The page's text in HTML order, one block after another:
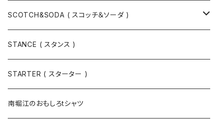
スウェット
Tシャツ / カットソー
半袖
長袖
手袋
ソックス
SCOTCH&SODA ( スコッチ＆ソーダ )
トップス
ボトムス
アウター
STANCE ( スタンス )
STARTER ( スターター )
南堀江のおもしろtシャツ